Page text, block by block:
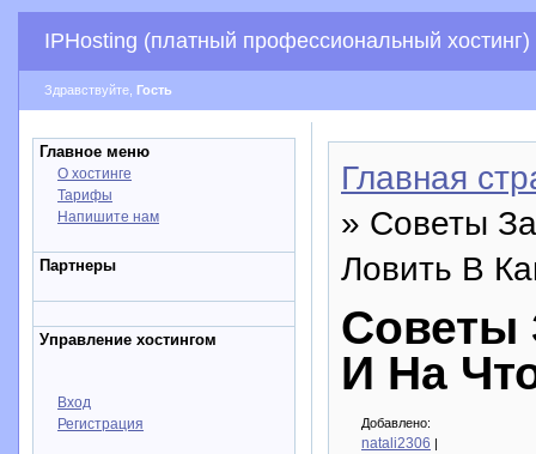
IPHosting (платный профессиональный хостинг)
Здравствуйте, Гость
Главное меню
О хостинге
Тарифы
Напишите нам
Партнеры
Управление хостингом
Вход
Регистрация
Главная
» Советы
Ловить В
Советы
И На
Добавлено:
natali2306 |